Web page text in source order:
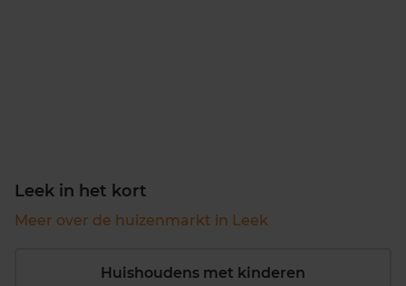
Leek in het kort
Meer over de huizenmarkt in Leek
Huishoudens met kinderen